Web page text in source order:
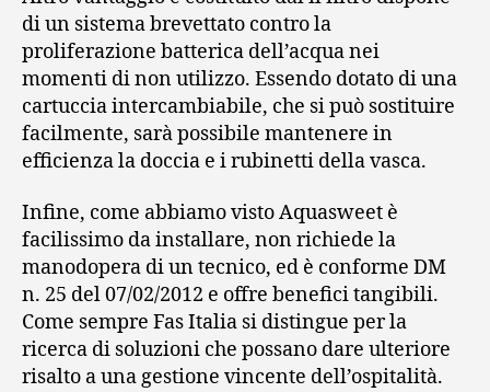
di un sistema brevettato contro la
proliferazione batterica dell’acqua nei
momenti di non utilizzo. Essendo dotato di una
cartuccia intercambiabile, che si può sostituire
facilmente, sarà possibile mantenere in
efficienza la doccia e i rubinetti della vasca.
Infine, come abbiamo visto Aquasweet è
facilissimo da installare, non richiede la
manodopera di un tecnico, ed è conforme DM
n. 25 del 07/02/2012 e offre benefici tangibili.
Come sempre Fas Italia si distingue per la
ricerca di soluzioni che possano dare ulteriore
risalto a una gestione vincente dell’ospitalità.